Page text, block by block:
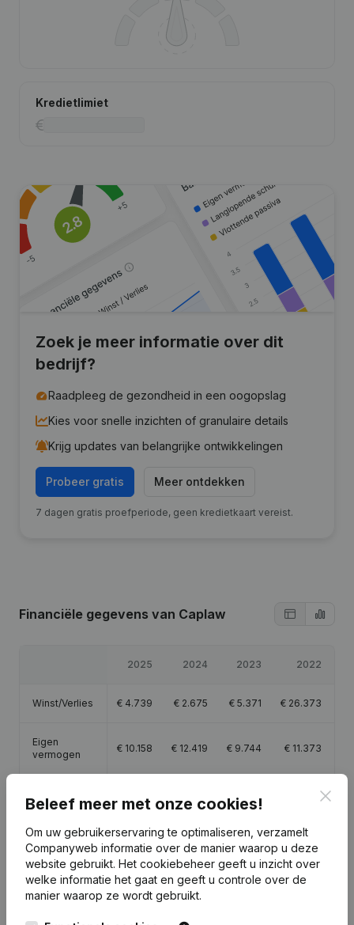
Kredietlimiet
Zoek je meer informatie over dit
bedrijf?
Raadpleeg de gezondheid in een oogopslag
Kies voor snelle inzichten of granulaire details
Krijg updates van belangrijke ontwikkelingen
Probeer gratis Meer ontdekken
7 dagen gratis proefperiode, geen kredietkaart vereist.
Financiële gegevens van Caplaw
2025 2024 2023 2022
Winst/Verlies € 4.739 € 2.675 € 5.371 € 26.373
Eigen
vermogen
€ 10.158 € 12.419 € 9.744 € 11.373
35.521
Publicatiesvan Caplaw
Beleef meer met onze cookies!
Om uw gebruikerservaring te optimaliseren, verzamelt
Companyweb informatie over de manier waarop u deze
website gebruikt. Het cookiebeheer geeft u inzicht over
welke informatie het gaat en geeft u controle over de
manier waarop ze wordt gebruikt.